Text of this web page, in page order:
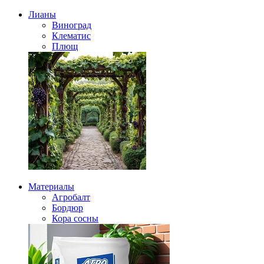
Лианы
Виноград
Клематис
Плющ
Материалы
Агробалт
Бордюр
Кора сосны